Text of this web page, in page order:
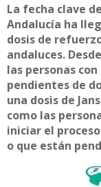
La fecha clave
Andalucía ha
dosis de
andaluces.
las personas
pendientes de
una dosis de
como las
iniciar el
o que están